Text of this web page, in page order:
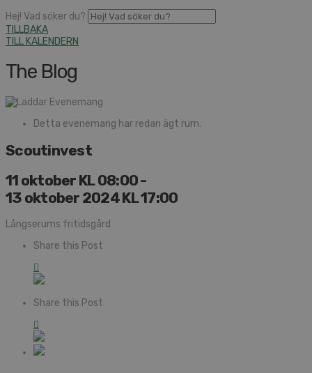
Hej! Vad söker du?
TILLBAKA
TILL KALENDERN
The Blog
Detta evenemang har redan ägt rum.
Scoutinvest
11 oktober KL 08:00-
13 oktober 2024 KL 17:00
Långserums fritidsgård
Share this Post
Share this Post